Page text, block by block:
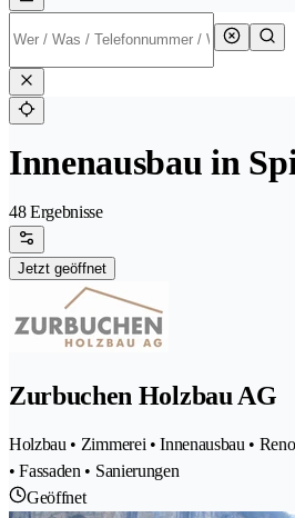
Innenausbau in
48 Ergebnisse
Jetzt geöffnet
Zurbuchen Holzbau AG
Holzbau • Zimmerei • Innenausbau •
• Fassaden • Sanierungen
Geöffnet